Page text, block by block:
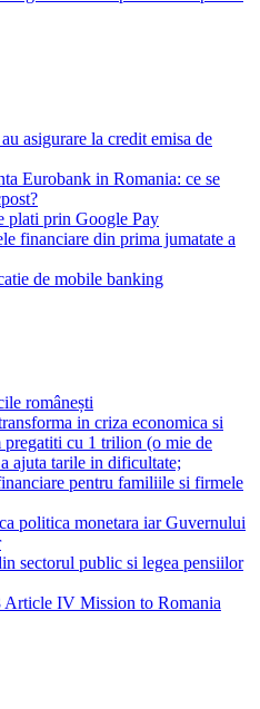
asigurare la credit emisa de
Eurobank in Romania: ce se
plati prin Google Pay
financiare din prima jumatate a
de mobile banking
românești
in criza economica si
cu 1 trilion (o mie de
ajuta tarile in dificultate;
pentru familiile si firmele
politica monetara iar Guvernului
sectorul public si legea pensiilor
Article IV Mission to Romania